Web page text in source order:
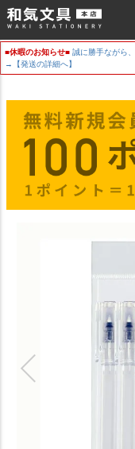
■休暇のお知らせ■ 誠に勝手ながら、
→【発送の詳細へ】